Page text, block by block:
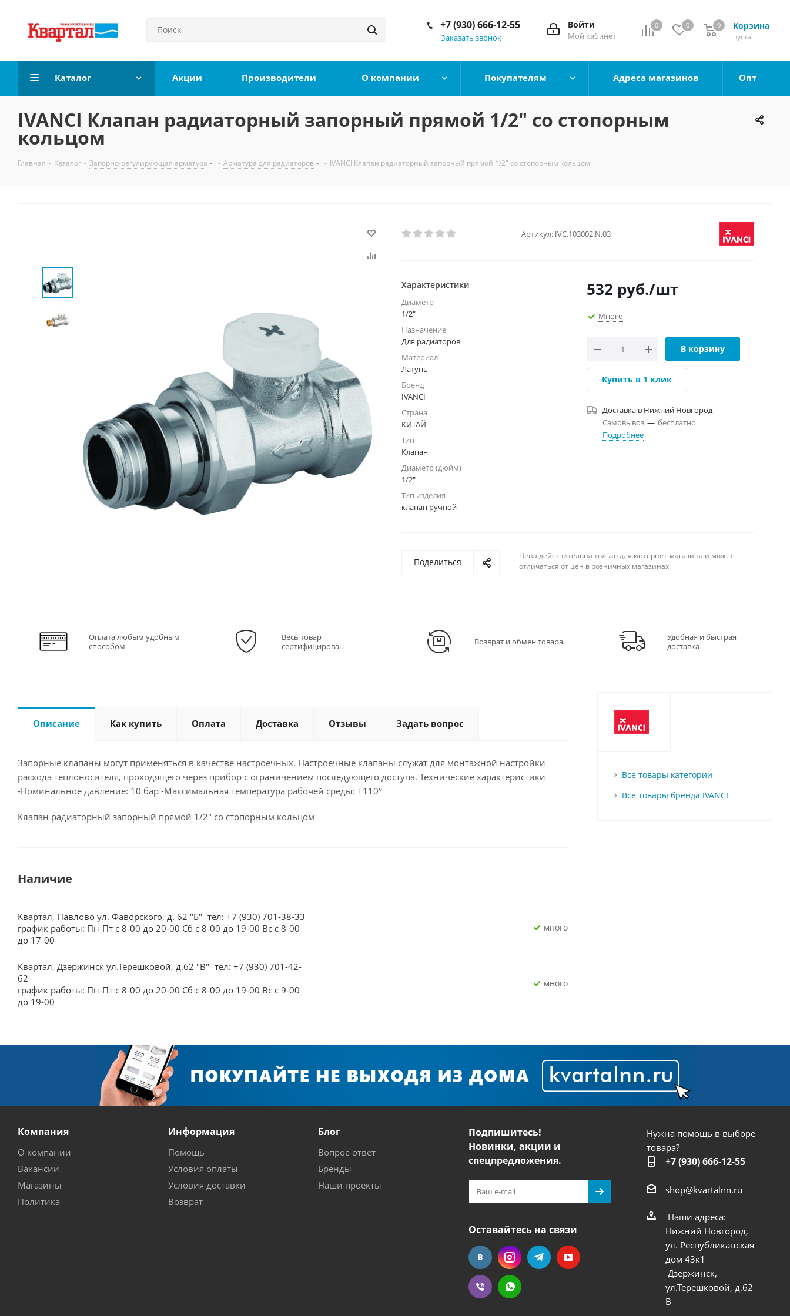
0 0 Корзина
0
пуста
0
Войти
Мой кабинет
+7 (930) 666-12-55
Заказать звонок
Каталог Акции Производители О компании Покупателям Адреса магазинов Опт
IVANCI Клапан радиаторный запорный прямой 1/2" со стопорным
кольцом
Главная - Каталог - Запорно-регулирующая арматура - Арматура для радиаторов - IVANCI Клапан радиаторный запорный прямой 1/2" со стопорным кольцом
Артикул: IVC.103002.N.03
Характеристики
Диаметр
1/2"
Назначение
Для радиаторов
Материал
Латунь
Бренд
IVANCI
Страна
КИТАЙ
Тип
Клапан
Диаметр (дюйм)
1/2"
Тип изделия
клапан ручной
532 руб./шт
Много
В корзину
Купить в 1 клик
Доставка в Нижний Новгород
Самовывоз — бесплатно
Подробнее
Поделиться
Цена действительна только для интернет-магазина и может
отличаться от цен в розничных магазинах
Оплата любым удобным
способом
Весь товар
сертифицирован
Возврат и обмен товара
Удобная и быстрая
доставка
Описание Как купить Оплата Доставка Отзывы Задать вопрос
Запорные клапаны могут применяться в качестве настроечных. Настроечные клапаны служат для монтажной настройки
расхода теплоносителя, проходящего через прибор с ограничением последующего доступа. Технические характеристики
-Номинальное давление: 10 бар -Максимальная температура рабочей среды: +110°
Клапан радиаторный запорный прямой 1/2" со стопорным кольцом
Наличие
Квартал, Павлово ул. Фаворского, д. 62 "Б" тел: +7 (930) 701-38-33
график работы: Пн-Пт с 8-00 до 20-00 Сб с 8-00 до 19-00 Вс с 8-00
до 17-00
Много
Квартал, Дзержинск ул.Терешковой, д.62 "В" тел: +7 (930) 701-42-
62
график работы: Пн-Пт с 8-00 до 20-00 Сб с 8-00 до 19-00 Вс с 9-00
до 19-00
Много
Все товары категории
Все товары бренда IVANCI
Компания
О компании
Вакансии
Магазины
Политика
Информация
Помощь
Условия оплаты
Условия доставки
Возврат
Блог
Вопрос-ответ
Бренды
Наши проекты
Подпишитесь!
Новинки, акции и
спецпредложения.
Оставайтесь на связи
Нужна помощь в выборе
товара?
+7 (930) 666-12-55
shop@kvartalnn.ru
Наши адреса:
Нижний Новгород,
ул. Республиканская
дом 43к1
Дзержинск,
ул.Терешковой, д.62
В